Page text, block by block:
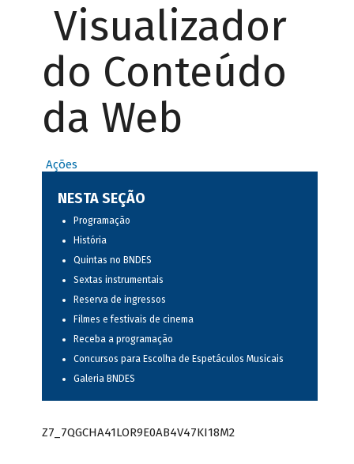
Visualizador
do Conteúdo
da Web
Ações
NESTA SEÇÃO
Programação
História
Quintas no BNDES
Sextas instrumentais
Reserva de ingressos
Filmes e festivais de cinema
Receba a programação
Concursos para Escolha de Espetáculos Musicais
Galeria BNDES
Z7_7QGCHA41LOR9E0AB4V47KI18M2